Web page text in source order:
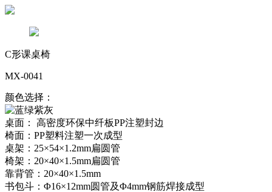
C形课桌椅
MX-0041
颜色选择：
桌面： 高密度环保中纤板PP注塑封边
椅面：PP塑料注塑一次成型
桌架：25×54×1.2mm扁圆管
椅架：20×40×1.5mm扁圆管
靠背管：20×40×1.5mm
书包斗：Φ16×12mm圆管及Φ4mm钢筋焊接成型